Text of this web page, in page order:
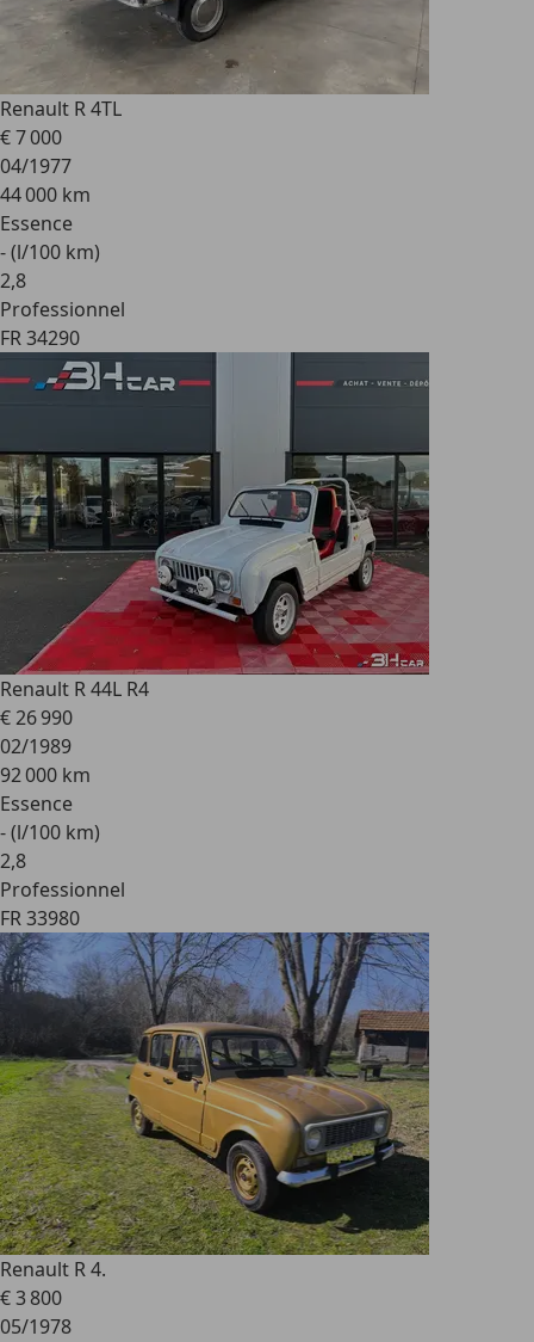
Renault R 4TL
€ 7 000
04/1977
44 000 km
Essence
- (l/100 km)
2,8
Professionnel
FR 34290
Renault R 44L R4
€ 26 990
02/1989
92 000 km
Essence
- (l/100 km)
2,8
Professionnel
FR 33980
Renault R 4.
€ 3 800
05/1978